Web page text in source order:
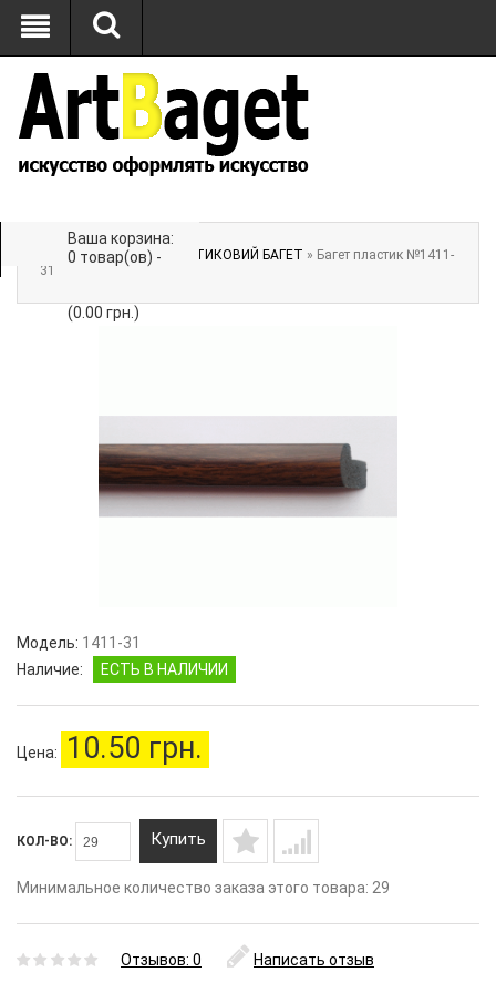
Ваша корзина:
0 товар(ов) -
(0.00 грн.)
Главная»БАГЕТ»ПЛАСТИКОВИЙ БАГЕТ » Багет пластик №1411-
31
Модель: 1411-31
Наличие:
ЕСТЬ В НАЛИЧИИ
Цена: 10.50 грн.
КОЛ-ВО: Купить
Минимальное количество заказа этого товара: 29
Отзывов: 0 Написать отзыв